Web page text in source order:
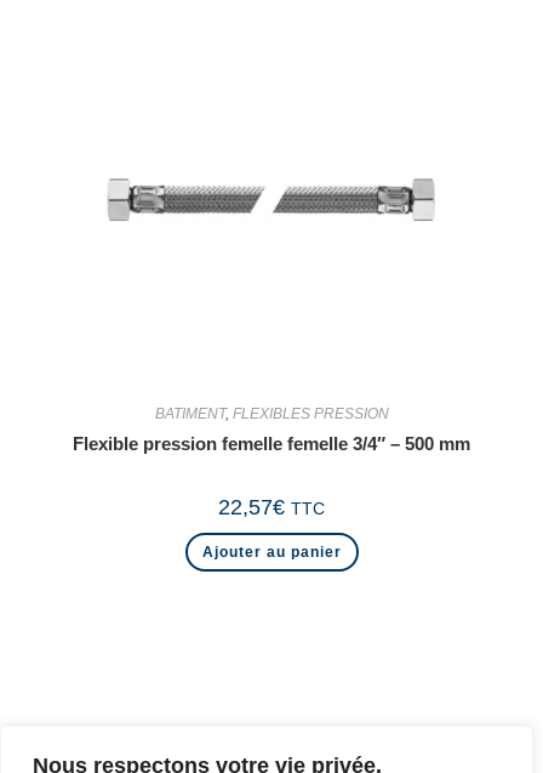
Nous respectons votre vie privée.
BATIMENT, FLEXIBLES PRESSION
Flexible pression femelle femelle 3/4″ – 500 mm
22,57€ TTC
Ajouter au panier